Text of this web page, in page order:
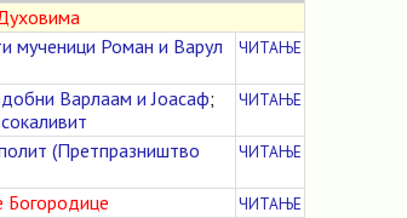
мученици Роман и Варул
ЧИТАЊЕ
Варлаам и Јоасаф;
ЧИТАЊЕ
(Претпразништво
ЧИТАЊЕ
ЧИТАЊЕ